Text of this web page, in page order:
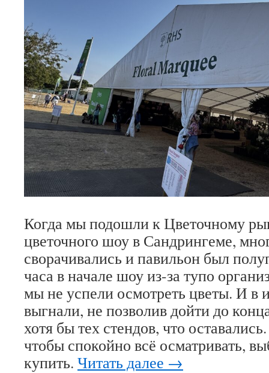
Когда мы подошли к Цветочному
цветочного шоу в Сандрингеме,
сворачивались и павильон был
часа в начале шоу из-за тупо
мы не успели осмотреть цветы. И в
выгнали, не позволив дойти до
хотя бы тех стендов, что
чтобы спокойно всё осматривать,
купить. Читать далее →